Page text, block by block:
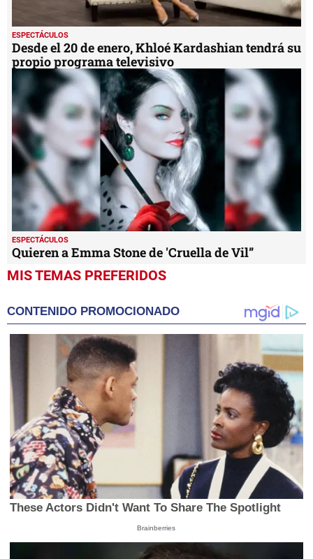
ESPECTÁCULOS
Desde el 20 de enero, Khloé Kardashian tendrá su
propio programa televisivo
ESPECTÁCULOS
Quieren a Emma Stone de 'Cruella de Vil”
MIS TEMAS PREFERIDOS
CONTENIDO PROMOCIONADO
These Actors Didn't Want To Share The Spotlight
Brainberries